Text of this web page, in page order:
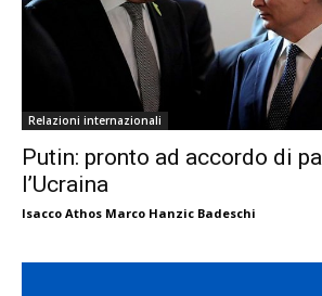
Relazioni internazionali
Putin: pronto ad accordo di
l’Ucraina
Isacco Athos Marco Hanzic Badeschi